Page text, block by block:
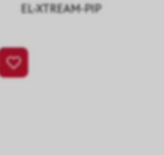
EL-XTREAM-PIP